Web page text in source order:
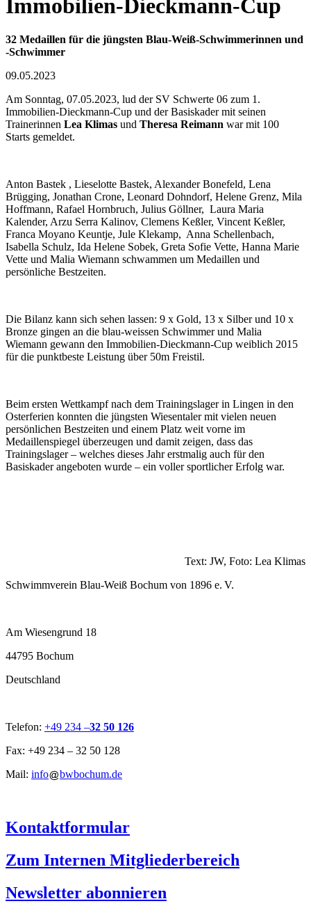
Immobilien-Dieckmann-Cup
32 Medaillen für die jüngsten Blau-Weiß-Schwimmerinnen und
-Schwimmer
09.05.2023
Am Sonntag, 07.05.2023, lud der SV Schwerte 06 zum 1.
Immobilien-Dieckmann-Cup und der Basiskader mit seinen
Trainerinnen Lea Klimas und Theresa Reimann war mit 100
Starts gemeldet.
Anton Bastek , Lieselotte Bastek, Alexander Bonefeld, Lena
Brügging, Jonathan Crone, Leonard Dohndorf, Helene Grenz, Mila
Hoffmann, Rafael Hornbruch, Julius Göllner, Laura Maria
Kalender, Arzu Serra Kalinov, Clemens Keßler, Vincent Keßler,
Franca Moyano Keuntje, Jule Klekamp, Anna Schellenbach,
Isabella Schulz, Ida Helene Sobek, Greta Sofie Vette, Hanna Marie
Vette und Malia Wiemann schwammen um Medaillen und
persönliche Bestzeiten.
Die Bilanz kann sich sehen lassen: 9 x Gold, 13 x Silber und 10 x
Bronze gingen an die blau-weissen Schwimmer und Malia
Wiemann gewann den Immobilien-Dieckmann-Cup weiblich 2015
für die punktbeste Leistung über 50m Freistil.
Beim ersten Wettkampf nach dem Trainingslager in Lingen in den
Osterferien konnten die jüngsten Wiesentaler mit vielen neuen
persönlichen Bestzeiten und einem Platz weit vorne im
Medaillenspiegel überzeugen und damit zeigen, dass das
Trainingslager – welches dieses Jahr erstmalig auch für den
Basiskader angeboten wurde – ein voller sportlicher Erfolg war.
Text: JW, Foto: Lea Klimas
Schwimmverein Blau-Weiß Bochum von 1896 e. V.
Am Wiesengrund 18
44795 Bochum
Deutschland
Telefon: +49 234 –32 50 126
Fax: +49 234 – 32 50 128
Mail: info bwbochum.de
Kontaktformular
Zum Internen Mitgliederbereich
Newsletter abonnieren